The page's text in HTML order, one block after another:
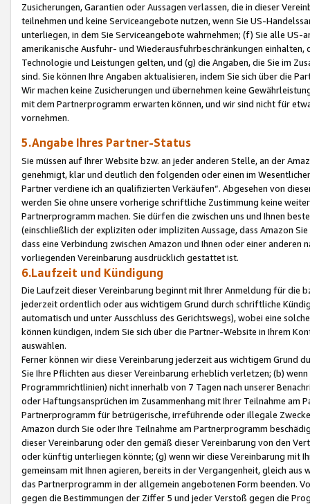
Zusicherungen, Garantien oder Aussagen verlassen, die in dieser
teilnehmen und keine Serviceangebote nutzen, wenn Sie US-
unterliegen, in dem Sie Serviceangebote wahrnehmen; (f) Sie alle
amerikanische Ausfuhr- und Wiederausfuhrbeschränkungen
Technologie und Leistungen gelten, und (g) die Angaben, die Sie im
sind. Sie können Ihre Angaben aktualisieren, indem Sie sich über die
Wir machen keine Zusicherungen und übernehmen keine
mit dem Partnerprogramm erwarten können, und wir sind nicht für
vornehmen.
5.Angabe Ihres Partner-Status
Sie müssen auf Ihrer Website bzw. an jeder anderen Stelle, an der
genehmigt, klar und deutlich den folgenden oder einen im
Partner verdiene ich an qualifizierten Verkäufen“. Abgesehen von
werden Sie ohne unsere vorherige schriftliche Zustimmung keine
Partnerprogramm machen. Sie dürfen die zwischen uns und Ihnen
(einschließlich der expliziten oder impliziten Aussage, dass Amazon
dass eine Verbindung zwischen Amazon und Ihnen oder einer
vorliegenden Vereinbarung ausdrücklich gestattet ist.
6.Laufzeit und Kündigung
Die Laufzeit dieser Vereinbarung beginnt mit Ihrer Anmeldung für die
jederzeit ordentlich oder aus wichtigem Grund durch schriftliche
automatisch und unter Ausschluss des Gerichtswegs), wobei eine
können kündigen, indem Sie sich über die Partner-Website in Ihrem
auswählen.
Ferner können wir diese Vereinbarung jederzeit aus wichtigem Grund
Sie Ihre Pflichten aus dieser Vereinbarung erheblich verletzen; (b)
Programmrichtlinien) nicht innerhalb von 7 Tagen nach unserer
oder Haftungsansprüchen im Zusammenhang mit Ihrer Teilnahme am
Partnerprogramm für betrügerische, irreführende oder illegale
Amazon durch Sie oder Ihre Teilnahme am Partnerprogramm
dieser Vereinbarung oder den gemäß dieser Vereinbarung von den
oder künftig unterliegen könnte; (g) wenn wir diese Vereinbarung mit
gemeinsam mit Ihnen agieren, bereits in der Vergangenheit, gleich
das Partnerprogramm in der allgemein angebotenen Form beenden.
gegen die Bestimmungen der Ziffer 5 und jeder Verstoß gegen die